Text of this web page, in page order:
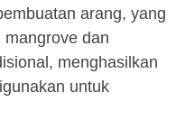
arang, yang
dan
menghasilkan
untuk